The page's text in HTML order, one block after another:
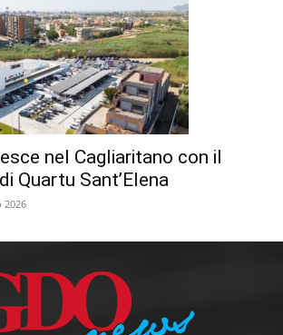
nel Cagliaritano con il
Quartu Sant’Elena
2026